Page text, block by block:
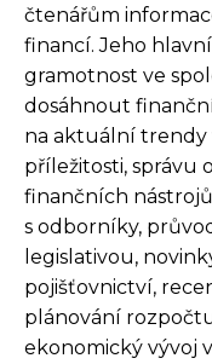
čtenářům
financí. Jeho
gramotnost ve
dosáhnout
na aktuální trendy
příležitosti, správu
finančních
s odborníky,
legislativou,
pojišťovnictví,
plánování
ekonomický vývoj